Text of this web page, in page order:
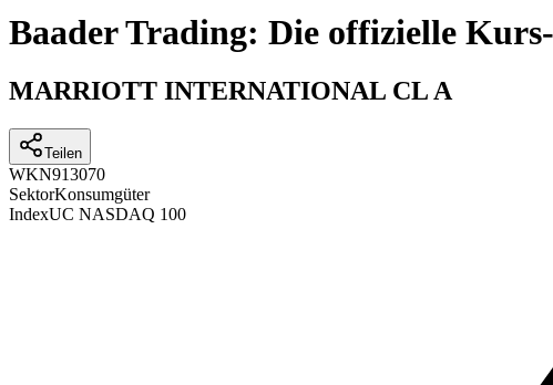
Baader Trading: Die offizielle
MARRIOTT INTERNATIONAL CL A
Teilen
WKN913070
SektorKonsumgüter
IndexUC NASDAQ 100